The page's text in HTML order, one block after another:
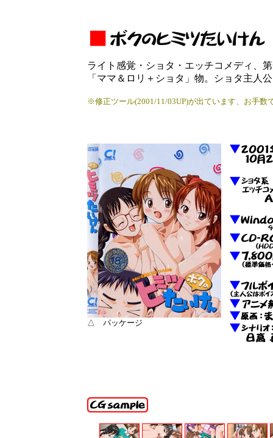
ライト感覚・ショタ・エッチコメディ、
「ママ＆ロリ＋ショタ」物。ショタ主人
※修正ツール(2001/11/03UP)が出ています、お手数
△ パッケージ